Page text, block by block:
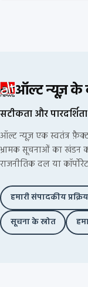
ऑल्ट न्यूज़ के
सटीकता और पारदर्शिता
ऑल्ट न्यूज़ एक स्वतंत्र
भ्रामक सूचनाओं का खंडन
राजनीतिक दल या
हमारी संपादकीय
सूचना के स्रोत